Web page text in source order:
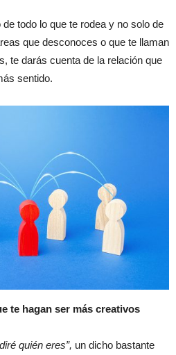
todo lo que te rodea y no solo de
que desconoces o que te llaman
te darás cuenta de la relación que
sentido.
te hagan ser más creativos
quién eres”, un dicho bastante